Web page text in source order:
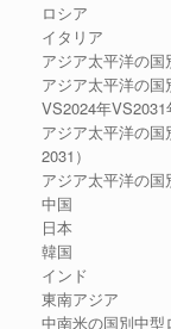
ロシア
イタリア
アジア太平洋の
アジア太平洋の
VS2024年VS2031
アジア太平洋の
2031）
アジア太平洋の国
中国
日本
韓国
インド
東南アジア
中南米の国別中型